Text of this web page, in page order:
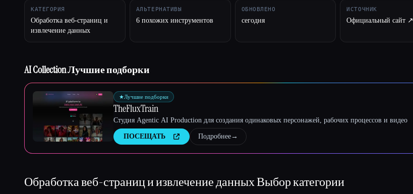
КАТЕГОРИЯ
Обработка веб-страниц и
извлечение данных
АЛЬТЕРНАТИВЫ
6 похожих инструментов
ОБНОВЛЕНО
сегодня
ИСТОЧНИК
Официальный сайт ↗︎
AI Collection Лучшие подборки
★Лучшие подборки
TheFluxTrain
Студия Agentic AI Production для создания одинаковых персонажей, рабочих процессов и видео
ПОСЕЩАТЬ Подробнее→
Обработка веб-страниц и извлечение данныхВыбор категории